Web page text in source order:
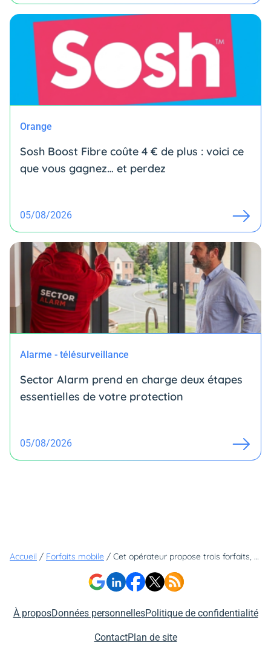
Orange
Sosh Boost Fibre coûte 4 € de plus : voici ce
que vous gagnez… et perdez
05/08/2026
Alarme - télésurveillance
Sector Alarm prend en charge deux étapes
essentielles de votre protection
05/08/2026
Accueil / Forfaits mobile / Cet opérateur propose trois forfaits, tous à moins de 8€ !
À proposDonnées personnellesPolitique de confidentialité
ContactPlan de site